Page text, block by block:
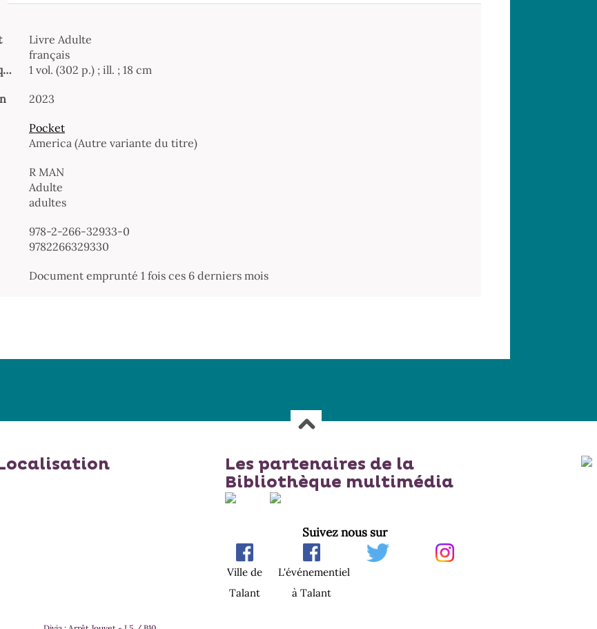
Livre Adulte
français
Description physique
1 vol. (302 p.) ; ill. ; 18 cm
2023
Pocket
America (Autre variante du titre)
R MAN
Adulte
adultes
978-2-266-32933-0
9782266329330
Document emprunté 1 fois ces 6 derniers mois
Les partenaires de la
Bibliothèque multimédia
Suivez nous sur
Ville de
Talant
L'événementiel
à Talant